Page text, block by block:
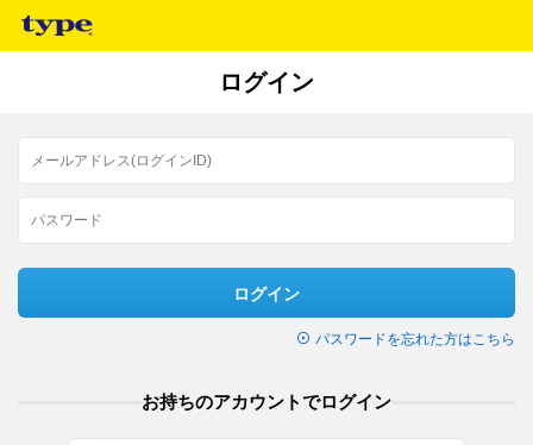
ログイン
ログイン
パスワードを忘れた方はこちら
お持ちのアカウントでログイン